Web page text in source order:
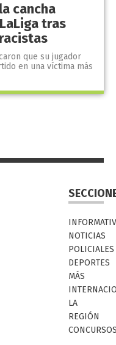
cancha
tras
que su jugador
en una víctima más
NOTICIAS
POLICIALES
DEPORTES
MÁS
LA
REGIÓN